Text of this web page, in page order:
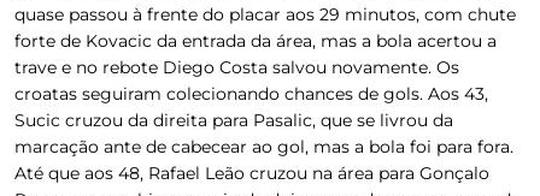
quase passou à frente do placar aos 29 minutos, com chute
forte de Kovacic da entrada da área, mas a bola acertou a
trave e no rebote Diego Costa salvou novamente. Os
croatas seguiram colecionando chances de gols. Aos 43,
Sucic cruzou da direita para Pasalic, que se livrou da
marcação ante de cabecear ao gol, mas a bola foi para fora.
Até que aos 48, Rafael Leão cruzou na área para Gonçalo